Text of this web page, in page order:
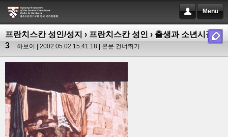
Menu
프란치스칸 성인/성지 › 프란치스칸 성인 › 출생과 소년시절
3
하보이 | 2002.05.02 15:41:18 | 본문 건너뛰기